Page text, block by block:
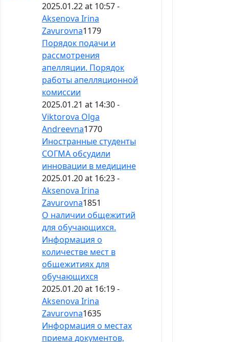
2025.01.22 at 10:57 -
Aksenova Irina
Zavurovna1179
Порядок подачи и
рассмотрения
апелляции. Порядок
работы апелляционной
комиссии
2025.01.21 at 14:30 -
Viktorova Olga
Andreevna1770
Иностранные студенты
СОГМА обсудили
инновации в медицине
2025.01.20 at 16:23 -
Aksenova Irina
Zavurovna1851
О наличии общежитий
для обучающихся.
Информация о
количестве мест в
общежитиях для
обучающихся
2025.01.20 at 16:19 -
Aksenova Irina
Zavurovna1635
Информация о местах
приема документов,